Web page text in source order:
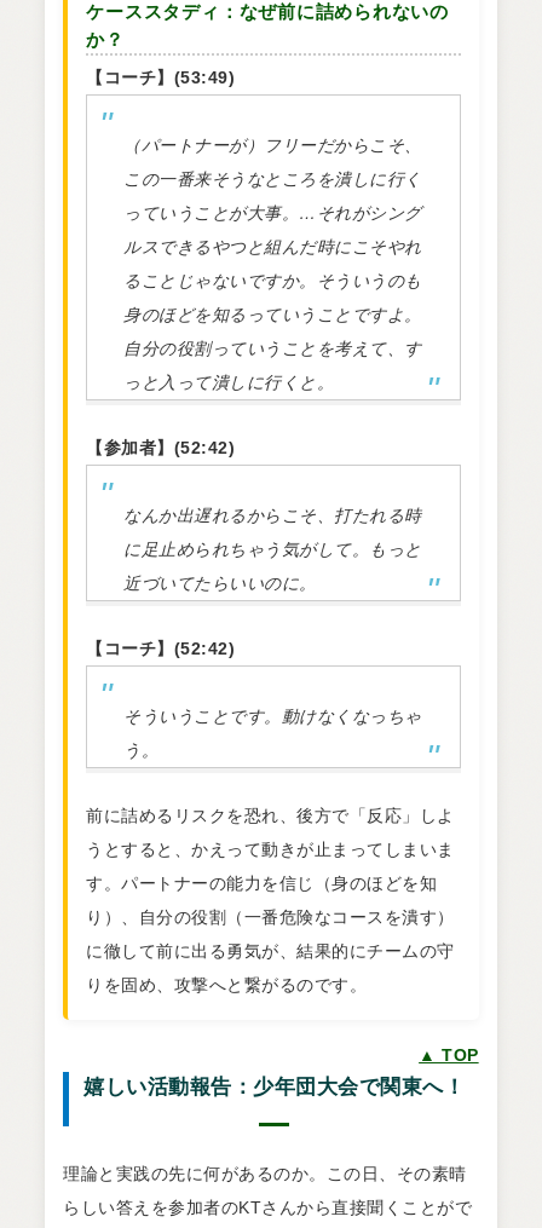
ケーススタディ：なぜ前に詰められないの
か？
【コーチ】(53:49)
（パートナーが）フリーだからこそ、
この一番来そうなところを潰しに行く
っていうことが大事。…それがシング
ルスできるやつと組んだ時にこそやれ
ることじゃないですか。そういうのも
身のほどを知るっていうことですよ。
自分の役割っていうことを考えて、す
っと入って潰しに行くと。
【参加者】(52:42)
なんか出遅れるからこそ、打たれる時
に足止められちゃう気がして。もっと
近づいてたらいいのに。
【コーチ】(52:42)
そういうことです。動けなくなっちゃ
う。
前に詰めるリスクを恐れ、後方で「反応」しよ
うとすると、かえって動きが止まってしまいま
す。パートナーの能力を信じ（身のほどを知
り）、自分の役割（一番危険なコースを潰す）
に徹して前に出る勇気が、結果的にチームの守
りを固め、攻撃へと繋がるのです。
▲ TOP
嬉しい活動報告：少年団大会で関東へ！
理論と実践の先に何があるのか。この日、その素晴
らしい答えを参加者のKTさんから直接聞くことがで